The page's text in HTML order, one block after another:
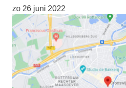
zo 26 juni 2022